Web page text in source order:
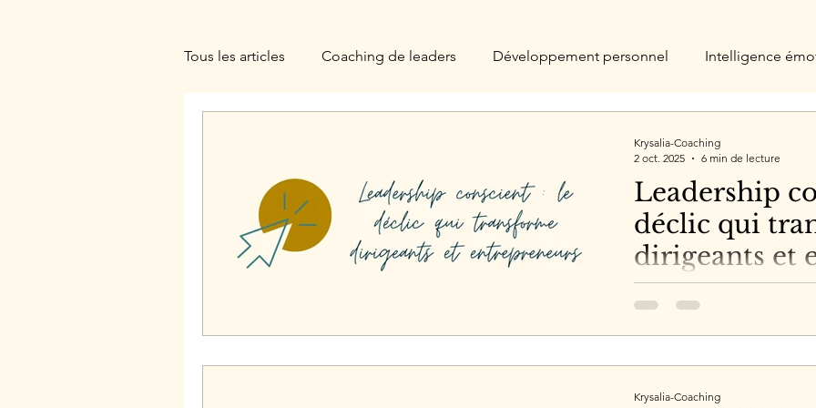
Tous les articles Coaching de leaders Développement personnel Intelligence
Leadership
déclic qui
dirigeants et
échouent faute de prise de
métaphore de la chambre
libérez-vous des schémas
Krysalia-Coaching
2 oct. 2025
6 min de lecture
Krysalia-Coaching